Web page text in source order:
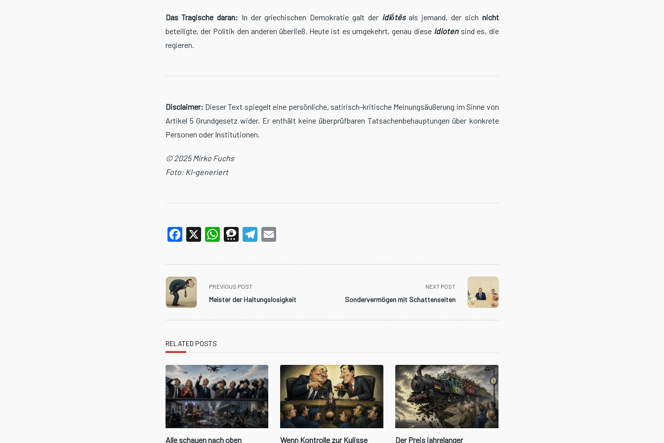
Das Tragische daran: In der griechischen Demokratie galt der idiṓtēs als jemand, der sich nicht
beteiligte, der Politik den anderen überließ. Heute ist es umgekehrt, genau diese Idiotensind es, die
regieren.
Disclaimer: Dieser Text spiegelt eine persönliche, satirisch-kritische Meinungsäußerung im Sinne von
Artikel 5 Grundgesetz wider. Er enthält keine überprüfbaren Tatsachenbehauptungen über konkrete
Personen oder Institutionen.
© 2025 Mirko Fuchs
Foto: KI-generiert
Facebook WhatsAppThreemaTelegram
<span
class="nav-
subtitle
text">Page</span>
PREVIOUS POST
Meister der Haltungslosigkeit
NEXT POST
Sondervermögen mit Schattenseiten
RELATED POSTS
Alle schauen nach oben Wenn Kontrolle zur Kulisse Der Preis jahrelanger